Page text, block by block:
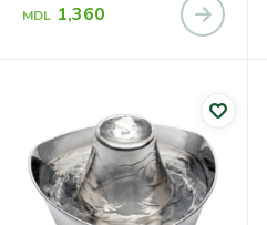
MDL 1,360